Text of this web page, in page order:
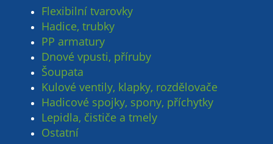
Flexibilní tvarovky
Hadice, trubky
PP armatury
Dnové vpusti, příruby
Šoupata
Kulové ventily, klapky, rozdělovače
Hadicové spojky, spony, příchytky
Lepidla, čističe a tmely
Ostatní